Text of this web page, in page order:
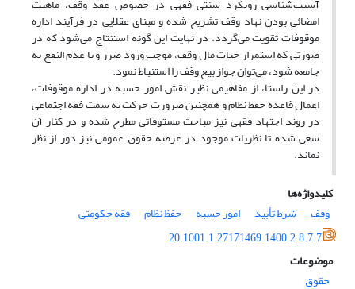
آسیب‌شناسی رویکرد سنتی فقهی در خصوص عقد وقف، ماهیت
امضائی بودن نهاد وقف تشریح شده و مبنای عقلایی در فرآیند اداره
موقوفات تقویت می‌گردد. در نهایت این گونه استنتاج می‌شود که در
صورتی که استمرار حیات مال وقف، موجب ورود ضرر و یا عدم النفع به
جامعه شود، می‌توان جواز بیع وقف را استنباط نمود.
در این راستا، از مفاهیمی نظیر نقش امور حسبه در اداره موقوفات،
اعمال قاعده حفظ نظام و همچنین ضرورت حرکت به سمت فقه اجتماعی
در روند اجتهاد فقهی نیز مباحث مستوفاتی مطرح شده و در کنار آن
سعی شده تا نظریات موجود در عرصه حقوق عمومی نیز دور از نظر
نماند.
کلیدواژه‌ها
وقف
شرط تأبید امور حسبه حفظ نظام
فقه حکومتی
20.1001.1.27171469.1400.2.8.7.7
موضوعات
حقوق